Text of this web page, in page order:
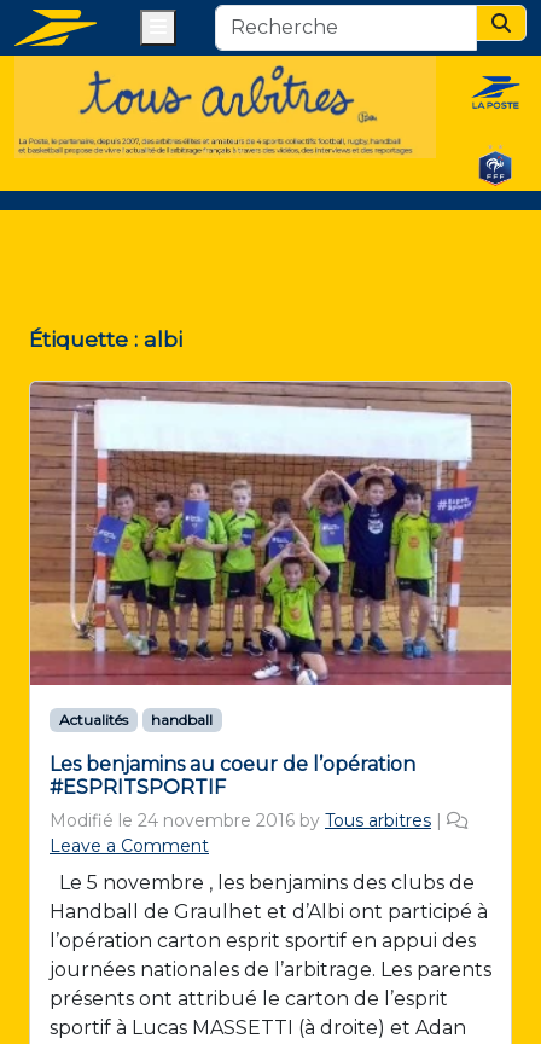
Étiquette : albi
Actualités handball
Les benjamins au coeur de l’opération
#ESPRITSPORTIF
Modifié le 24 novembre 2016 by Tous arbitres |
Leave a Comment
Le 5 novembre , les benjamins des clubs de
Handball de Graulhet et d’Albi ont participé à
l’opération carton esprit sportif en appui des
journées nationales de l’arbitrage. Les parents
présents ont attribué le carton de l’esprit
sportif à Lucas MASSETTI (à droite) et Adan